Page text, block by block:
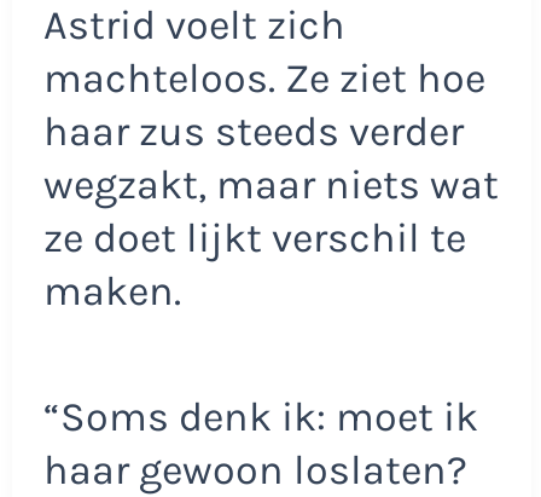
Astrid voelt zich
machteloos. Ze ziet hoe
haar zus steeds verder
wegzakt, maar niets wat
ze doet lijkt verschil te
maken.
“Soms denk ik: moet ik
haar gewoon loslaten?